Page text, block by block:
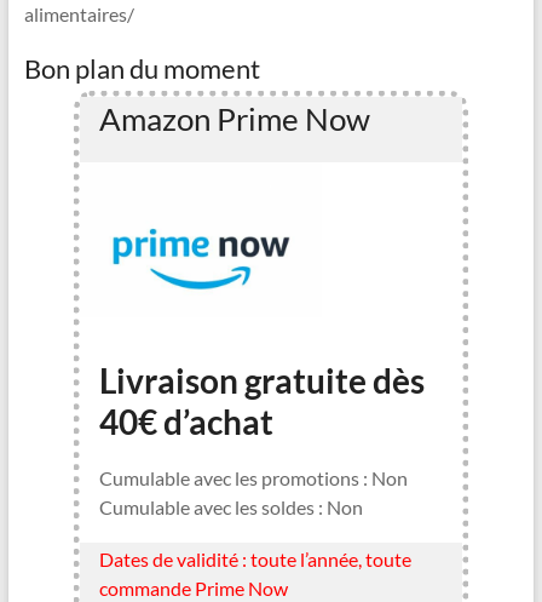
i
e
alimentaires/
Bon plan du moment
Amazon Prime Now
Livraison gratuite dès
40€ d’achat
Cumulable avec les promotions : Non
Cumulable avec les soldes : Non
Dates de validité : toute l’année, toute
commande Prime Now